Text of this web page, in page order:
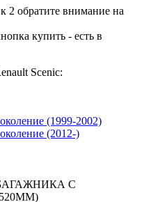
2 обратите внимание на
купить - есть в
Scenic:
(1999-2002)
(2012-)